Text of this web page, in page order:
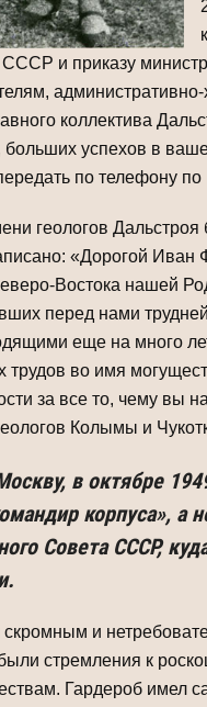
и приказу
коллектива
успехов в
по телефону
геологов
«Дорогой
Востока нашей
перед нами
еще на много
трудов во имя
за все то, чему вы
Колымы и
в октябре
корпуса»,
Совета СССР,
и
стремления к
Гардероб имел